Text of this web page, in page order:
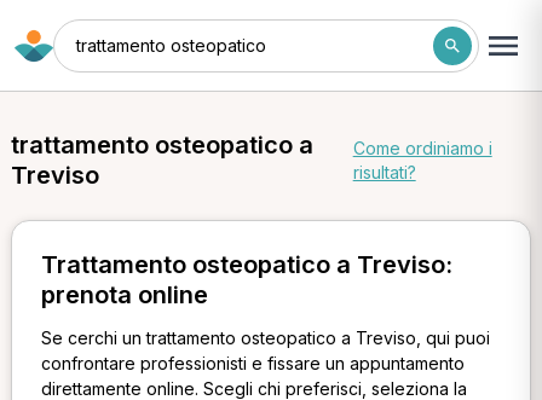
trattamento osteopatico
trattamento osteopatico a
Treviso
Come ordiniamo i
risultati?
Trattamento osteopatico a Treviso:
prenota online
Se cerchi un trattamento osteopatico a Treviso, qui puoi
confrontare professionisti e fissare un appuntamento
direttamente online. Scegli chi preferisci, seleziona la